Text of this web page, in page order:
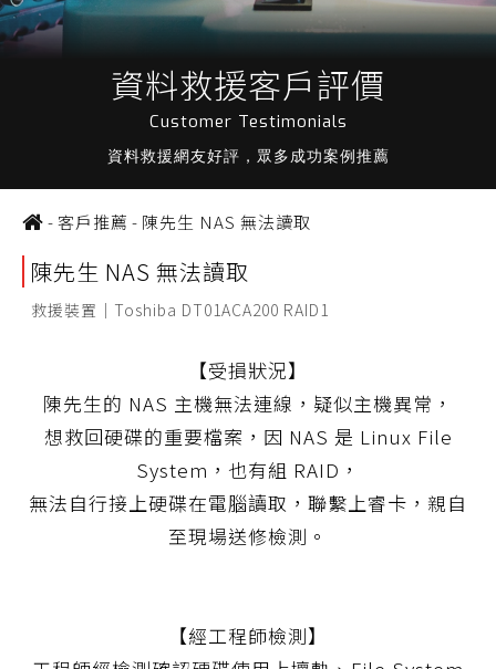
資料救援客戶評價
Customer Testimonials
資料救援網友好評，眾多成功案例推薦
-客戶推薦 - 陳先生 NAS 無法讀取
陳先生 NAS 無法讀取
救援裝置｜Toshiba DT01ACA200 RAID1
【受損狀況】
陳先生的 NAS 主機無法連線，疑似主機異常，
想救回硬碟的重要檔案，因 NAS 是 Linux File
System，也有組 RAID，
無法自行接上硬碟在電腦讀取，聯繫上睿卡，親自
至現場送修檢測。
【經工程師檢測】